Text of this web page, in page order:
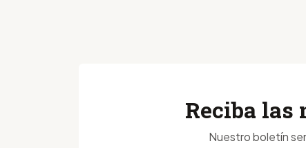
Reciba
Nuestro boletín